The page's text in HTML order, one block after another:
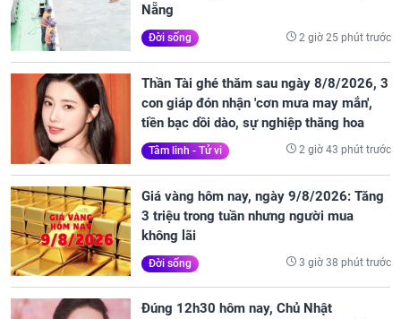
Nẵng
Đời sống 2 giờ 25 phút trước
Thần Tài ghé thăm sau ngày 8/8/2026, 3
con giáp đón nhận 'cơn mưa may mắn',
tiền bạc dồi dào, sự nghiệp thăng hoa
Tâm linh - Tử vi 2 giờ 43 phút trước
Giá vàng hôm nay, ngày 9/8/2026: Tăng
3 triệu trong tuần nhưng người mua
không lãi
Đời sống 3 giờ 38 phút trước
Đúng 12h30 hôm nay, Chủ Nhật